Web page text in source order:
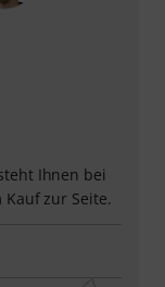
Ihnen bei
zur Seite.